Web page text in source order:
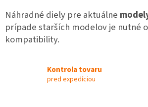
l
á
d
Náhradné diely pre aktuálne
prípade starších modelov je nutné
kompatibility.
Kontrola tovaru
pred expedíciou